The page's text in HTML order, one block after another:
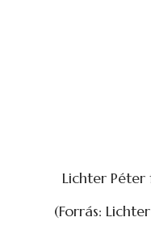
Lichter Péter
(Forrás: